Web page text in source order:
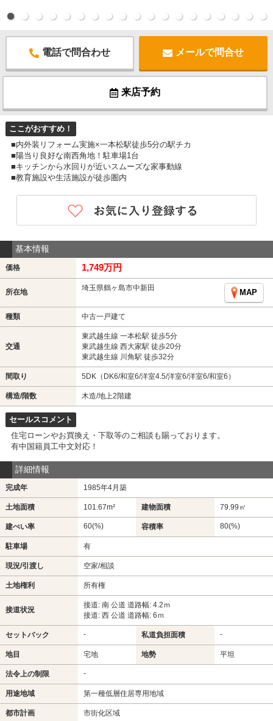
電話で問合わせ メールで問合せ
来店予約
ここがおすすめ！
■内外装リフォーム実施×一本松駅徒歩5分の駅チカ
■陽当り良好な南西角地！駐車場1台
■キッチンから水回りが近いスムーズな家事動線
■教育施設や生活施設が徒歩圏内
基本情報
価格 1,749万円
所在地 埼玉県鶴ヶ島市中新田
MAP
種類 中古一戸建て
交通
東武越生線 一本松駅 徒歩5分
東武越生線 西大家駅 徒歩20分
東武越生線 川角駅 徒歩32分
間取り 5DK（DK6/和室6/洋室4.5/洋室6/洋室6/和室6）
構造/階数 木造/地上2階建
セールスコメント
住宅ローンやお買換え・下取等のご相談も賜っております。
有中国籍員工中文対応！
詳細情報
完成年 1985年4月築
土地面積 101.67m² 建物面積 79.99㎡
建ぺい率 60(%) 容積率 80(%)
駐車場 有
現況/引渡し 空家/相談
土地権利 所有権
接道状況
接道: 南 公道 道路幅: 4.2ｍ
接道: 西 公道 道路幅: 6ｍ
セットバック - 私道負担面積 -
地目 宅地 地勢 平坦
法令上の制限 -
用途地域 第一種低層住居専用地域
都市計画 市街化区域